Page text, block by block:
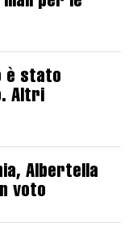
è stato
Altri
Albertella
voto